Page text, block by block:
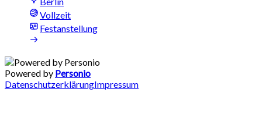
Vollzeit
Festanstellung
Powered by Personio
DatenschutzerklärungImpressum